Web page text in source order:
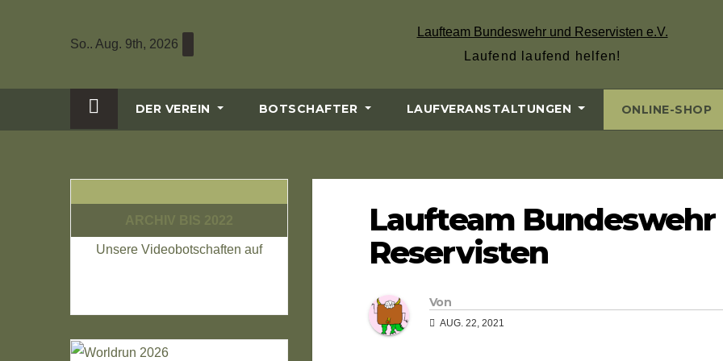
So.. Aug. 9th, 2026
Laufteam Bundeswehr und Reservisten e.V.
Laufend laufend helfen!
DER VEREIN BOTSCHAFTER LAUFVERANSTALTUNGEN ONLINE-SHOP
Unsere Videobotschaften auf
Laufteam
Reservisten
Von
AUG. 22, 2021